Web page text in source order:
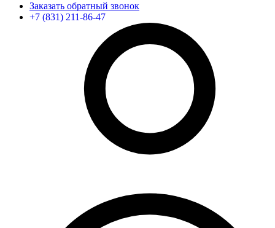
Заказать обратный звонок
+7 (831) 211-86-47